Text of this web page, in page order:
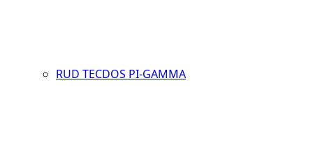
RUD TECDOS PI-GAMMA